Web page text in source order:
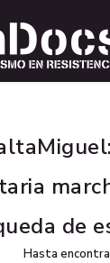
de
Hasta